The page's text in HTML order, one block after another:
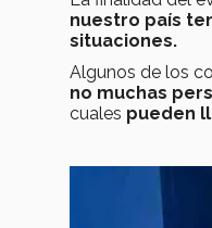
nuestro país
situaciones.
Algunos de los
no muchas
cuales pueden